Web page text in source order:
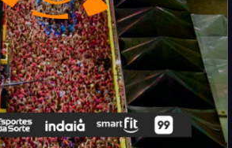
Marketing E Negócios
Música